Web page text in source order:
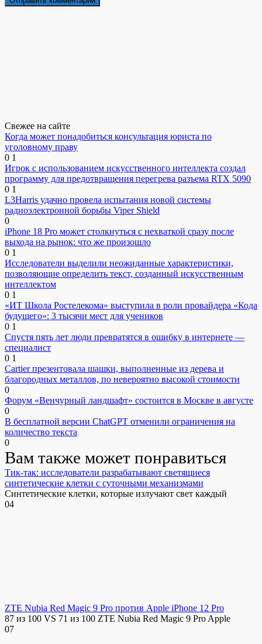
Свежее на сайте
Когда может понадобиться консультация юриста по
уголовному праву
0 1
Игрок с использованием искусственного интеллекта создал
программу для предотвращения перегрева разъема RTX 5090
0 1
L3Harris удачно провела испытания новой системы
радиоэлектронной борьбы Viper Shield
0
iPhone 18 Pro может столкнуться с нехваткой сразу после
выхода на рынок: что же произошло
0 1
Исследователи выделили неожиданные характеристики,
позволяющие определить текст, созданный искусственным
интеллектом
0 1
«ИТ Школа Ростелекома» выступила в роли провайдера «Кода
будущего»: 3 тысячи мест для учеников
0 1
Спустя пять лет люди превратятся в ошибку в интернете —
специалист
0 1
Cartier презентовала шашки, выполненные из дерева и
благородных металлов, по невероятно высокой стоимости
0
Форум «Венчурный ландшафт» состоится в Москве в августе
0
В бесплатной версии ChatGPT отменили ограничения на
количество текста
0
Вам также может понравиться
Тик-так: исследователи разрабатывают светящиеся
синтетические клетки с суточными механизмами
Синтетические клетки, которые излучают свет каждый
04
ZTE Nubia Red Magic 9 Pro против Apple iPhone 12 Pro
87 из 100 VS 71 из 100 ZTE Nubia Red Magic 9 Pro Apple
07